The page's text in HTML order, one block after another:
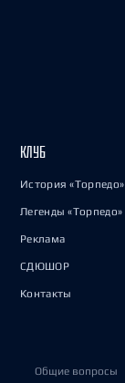
КЛУБ
История «Торпедо»
Легенды «Торпедо»
Реклама
СДЮШОР
Контакты
Общие вопросы